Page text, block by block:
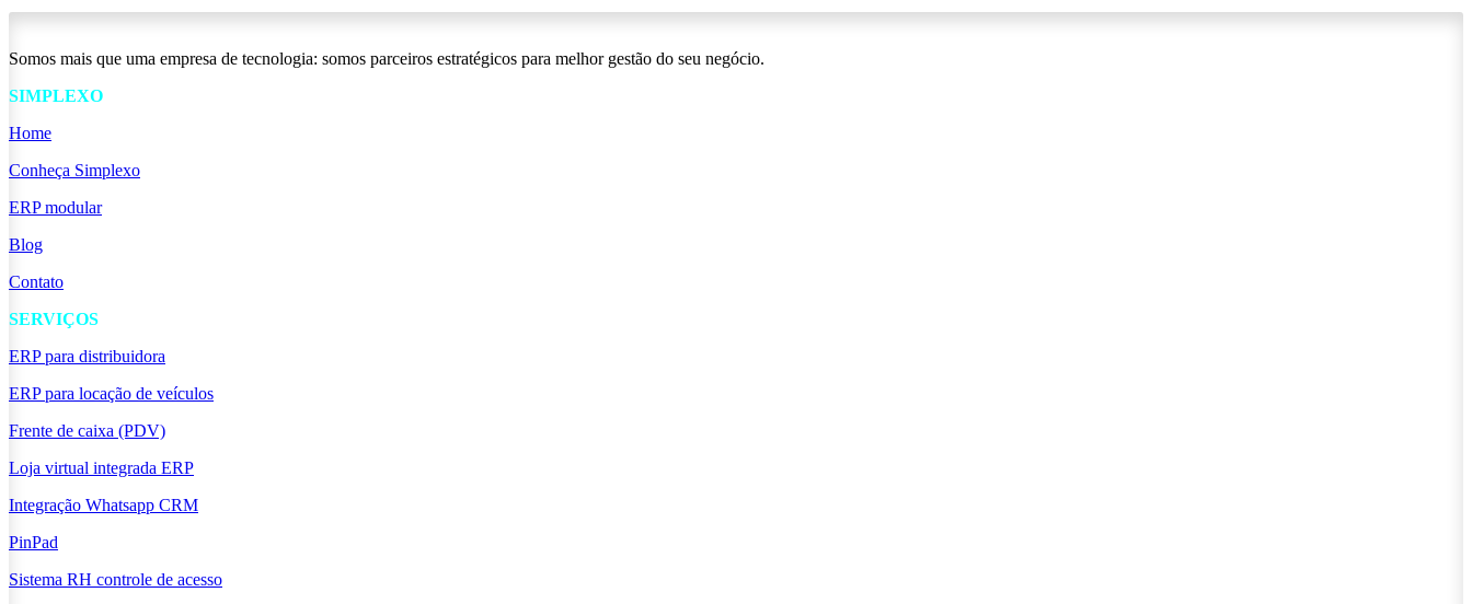
Somos mais que uma empresa de tecnologia: somos parceiros estratégicos para melhor gestão do seu negócio.
SIMPLEXO
Home
Conheça Simplexo
ERP modular
Blog
Contato
SERVIÇOS
ERP para distribuidora
ERP para locação de veículos
Frente de caixa (PDV)
Loja virtual integrada ERP
Integração Whatsapp CRM
PinPad
Sistema RH controle de acesso